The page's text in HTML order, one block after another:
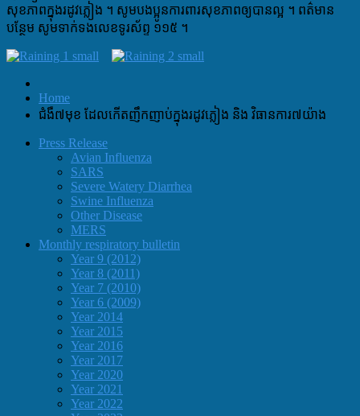
សុខភាពក្នុងរដូវភ្លៀង ។ សូមបងប្អូនការពារសុខភាពឲ្យបានល្អ ។ ពត៌មាន
បន្ថែម សូមទាក់ទងលេខទូរស័ព្ទ ១១៥ ។
Home
ជំងឺ៧មុខ ដែលកើតញឹកញាប់ក្នុងរដូវភ្លៀង និង វិធានការ៧យ៉ាង
Press Release
Avian Influenza
SARS
Severe Watery Diarrhea
Swine Influenza
Other Disease
MERS
Monthly respiratory bulletin
Year 9 (2012)
Year 8 (2011)
Year 7 (2010)
Year 6 (2009)
Year 2014
Year 2015
Year 2016
Year 2017
Year 2020
Year 2021
Year 2022